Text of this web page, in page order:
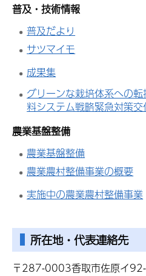
普及・技術情報
普及だより
サツマイモ
成果集
グリーンな栽培体系への
料システム戦略緊急対策交
農業基盤整備
農業基盤整備
農業農村整備事業の概要
実施中の農業農村整備事業
所在地・代表連絡先
〒287-0003香取市佐原イ